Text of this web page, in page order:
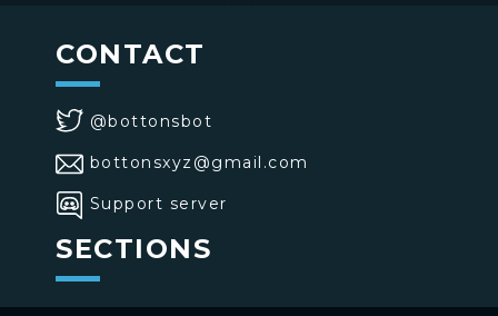
CONTACT
@bottonsbot
bottonsxyz@gmail.com
Support server
SECTIONS